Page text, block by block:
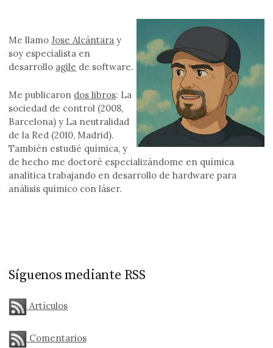
Me llamoJose Alcántara y
soy especialista en
desarrollo agile de software.
Me publicaron dos libros: La
sociedad de control (2008,
Barcelona) y La neutralidad
de la Red (2010, Madrid).
También estudié química, y
de hecho me doctoré especializándome en química
analítica trabajando en desarrollo de hardware para
análisis químico con láser.
Síguenos mediante RSS
Artículos
Comentarios